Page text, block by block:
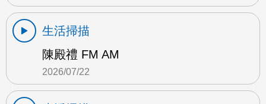
生活掃描
陳殿禮 FM AM
2026/07/22